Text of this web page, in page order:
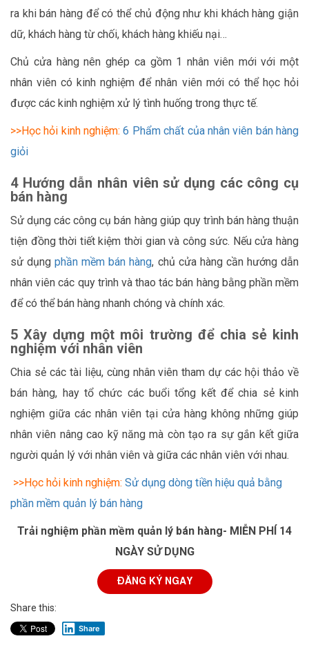
ra khi bán hàng để có thể chủ động như khi khách hàng giận
dữ, khách hàng từ chối, khách hàng khiếu nại…
Chủ cửa hàng nên ghép ca gồm 1 nhân viên mới với một
nhân viên có kinh nghiệm để nhân viên mới có thể học hỏi
được các kinh nghiệm xử lý tình huống trong thực tế.
>>Học hỏi kinh nghiệm: 6 Phẩm chất của nhân viên bán hàng
giỏi
4 Hướng dẫn nhân viên sử dụng các công cụ
bán hàng
Sử dụng các công cụ bán hàng giúp quy trình bán hàng thuận
tiện đồng thời tiết kiệm thời gian và công sức. Nếu cửa hàng
sử dụngphần mềm bán hàng, chủ cửa hàng cần hướng dẫn
nhân viên các quy trình và thao tác bán hàng bằng phần mềm
để có thể bán hàng nhanh chóng và chính xác.
5 Xây dựng một môi trường để chia sẻ kinh
nghiệm với nhân viên
Chia sẻ các tài liệu, cùng nhân viên tham dự các hội thảo về
bán hàng, hay tổ chức các buổi tổng kết để chia sẻ kinh
nghiệm giữa các nhân viên tại cửa hàng không những giúp
nhân viên nâng cao kỹ năng mà còn tạo ra sự gắn kết giữa
người quản lý với nhân viên và giữa các nhân viên với nhau.
>>Học hỏi kinh nghiệm: Sử dụng dòng tiền hiệu quả bằng
phần mềm quản lý bán hàng
Trải nghiệm phần mềm quản lý bán hàng- MIỄN PHÍ 14
NGÀY SỬ DỤNG
Share this:
Share